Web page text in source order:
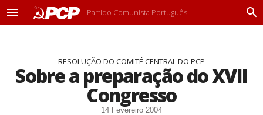
M
Partido Comunista Português
P
RESOLUÇÃO DO COMITÉ CENTRAL DO PCP
Sobre a preparação do XVII
Congresso
14 Fevereiro 2004